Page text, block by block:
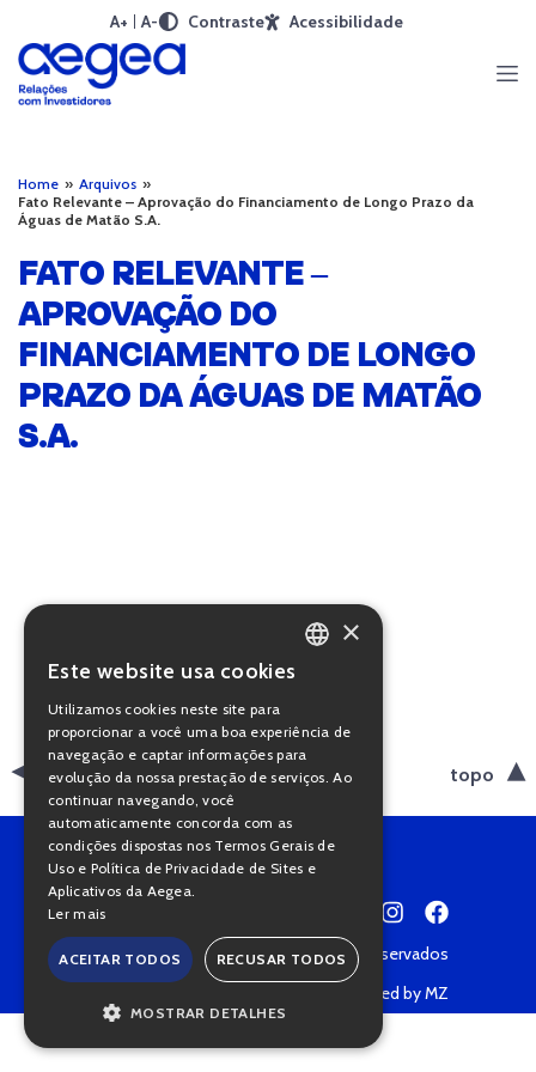
A+ A- Contraste Acessibilidade
Home » Arquivos »
Fato Relevante – Aprovação do Financiamento de Longo Prazo da
Águas de Matão S.A.
FATO RELEVANTE –
APROVAÇÃO DO
FINANCIAMENTO DE LONGO
PRAZO DA ÁGUAS DE MATÃO
S.A.
voltar topo
Copyright © 2022 • Todos os direitos reservados
Powered by MZ
PORTUGUESE
×
Este website usa cookies
Utilizamos cookies neste site para
proporcionar a você uma boa experiência de
navegação e captar informações para
evolução da nossa prestação de serviços. Ao
continuar navegando, você
automaticamente concorda com as
condições dispostas nos Termos Gerais de
Uso e Política de Privacidade de Sites e
Aplicativos da Aegea.
Ler mais
ACEITAR TODOS RECUSAR TODOS
MOSTRAR DETALHES